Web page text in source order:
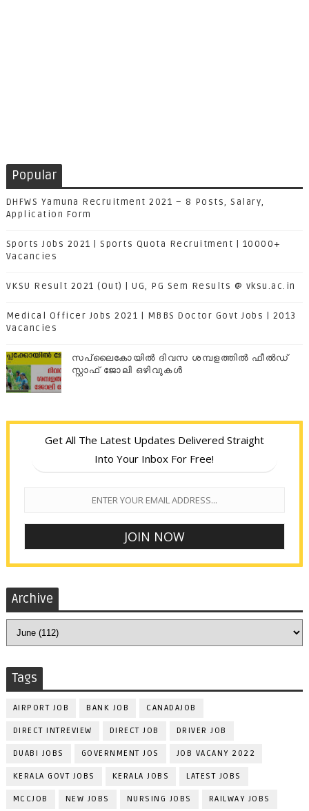
Popular
DHFWS Yamuna Recruitment 2021 – 8 Posts, Salary,
Application Form
Sports Jobs 2021 | Sports Quota Recruitment | 10000+
Vacancies
VKSU Result 2021 (Out) | UG, PG Sem Results @ vksu.ac.in
Medical Officer Jobs 2021 | MBBS Doctor Govt Jobs | 2013
Vacancies
സപ്ലൈകോയില്‍ ദിവസ ശമ്പളത്തിൽ ഫീല്‍ഡ്
സ്റ്റാഫ് ജോലി ഒഴിവുകൾ
Get All The Latest Updates Delivered Straight
Into Your Inbox For Free!
Archive
Tags
AIRPORT JOB BANK JOB CANADAJOB
DIRECT INTREVIEW DIRECT JOB DRIVER JOB
DUABI JOBS GOVERNMENT JOS JOB VACANY 2022
KERALA GOVT JOBS KERALA JOBS LATEST JOBS
MCCJOB NEW JOBS NURSING JOBS RAILWAY JOBS